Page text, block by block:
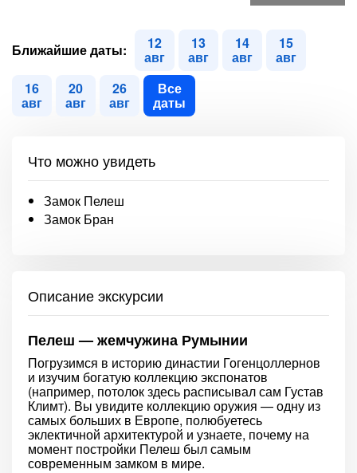
Ближайшие даты: 12
авг
13
авг
14
авг
15
авг
16
авг
20
авг
26
авг
Все
даты
Что можно увидеть
Замок Пелеш
Замок Бран
Описание экскурсии
Пелеш — жемчужина Румынии
Погрузимся в историю династии Гогенцоллернов
и изучим богатую коллекцию экспонатов
(например, потолок здесь расписывал сам Густав
Климт). Вы увидите коллекцию оружия — одну из
самых больших в Европе, полюбуетесь
эклектичной архитектурой и узнаете, почему на
момент постройки Пелеш был самым
современным замком в мире.